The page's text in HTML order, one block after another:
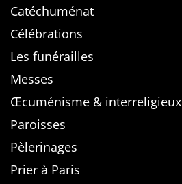
Catéchuménat
Célébrations
Les funérailles
Messes
Œcuménisme & interreligieux
Paroisses
Pèlerinages
Prier à Paris